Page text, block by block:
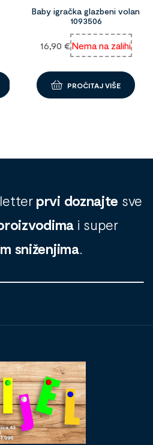
Baby igračka glazbeni volan
1093506
16,90 €Nema na zalihi
PROČITAJ VIŠE
prvi doznajte sve
i super
sniženjima.